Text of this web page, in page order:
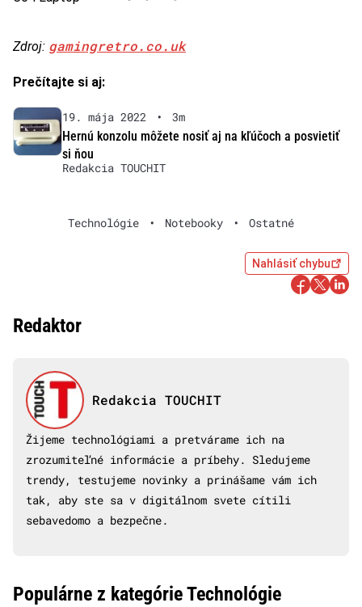
Zdroj: gamingretro.co.uk
Prečítajte si aj:
19. mája 2022 •
3m
Hernú konzolu môžete nosiť aj na kľúčoch a posvietiť
si ňou
Redakcia TOUCHIT
Technológie • Notebooky • Ostatné
Nahlásiť chybu
Redaktor
Redakcia TOUCHIT
Žijeme technológiami a pretvárame ich na
zrozumiteľné informácie a príbehy. Sledujeme
trendy, testujeme novinky a prinášame vám ich
tak, aby ste sa v digitálnom svete cítili
sebavedomo a bezpečne.
Populárne z kategórie Technológie